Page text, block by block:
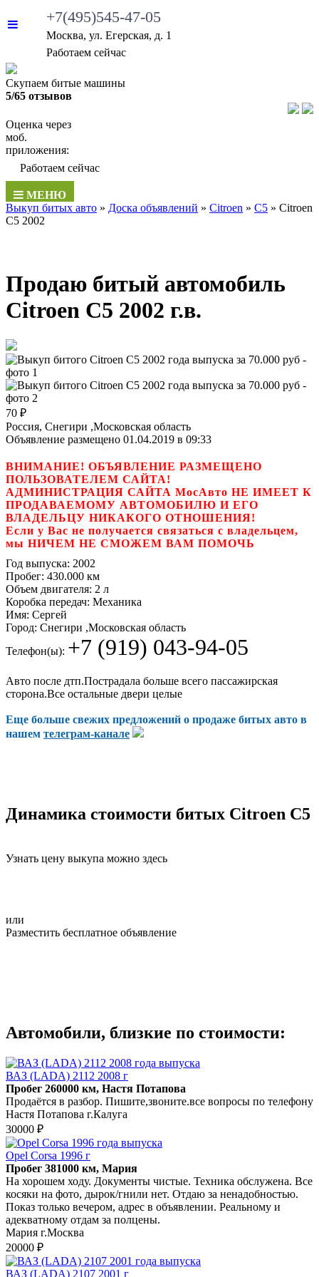
+7(495)545-47-05
Москва, ул. Егерская, д. 1
Работаем сейчас
Скупаем битые машины
5/65 отзывов
Оценка через
моб.
приложения:
Работаем сейчас
МЕНЮ
Выкуп битых авто » Доска объявлений » Citroen » C5 » Citroen
C5 2002
Продаю битый автомобиль
Citroen C5 2002 г.в.
70 ₽
Россия, Снегири ,Московская область
Объявление размещено 01.04.2019 в 09:33
ВНИМАНИЕ! ОБЪЯВЛЕНИЕ РАЗМЕЩЕНО
ПОЛЬЗОВАТЕЛЕМ САЙТА!
АДМИНИСТРАЦИЯ САЙТА МосАвто НЕ ИМЕЕТ К
ПРОДАВАЕМОМУ АВТОМОБИЛЮ И ЕГО
ВЛАДЕЛЬЦУ НИКАКОГО ОТНОШЕНИЯ!
Если у Вас не получается связаться с владельцем,
мы НИЧЕМ НЕ СМОЖЕМ ВАМ ПОМОЧЬ
Год выпуска: 2002
Пробег: 430.000 км
Объем двигателя: 2 л
Коробка передач: Механика
Имя: Сергей
Город: Снегири ,Московская область
Телефон(ы): +7 (919) 043-94-05
Авто после дтп.Пострадала больше всего пассажирская
сторона.Все остальные двери целые
Еще больше свежих предложений о продаже битых авто в
нашем телеграм-канале
Динамика стоимости битых Citroen C5
Узнать цену выкупа можно здесь
или
Разместить бесплатное объявление
Автомобили, близкие по стоимости:
ВАЗ (LADA) 2112 2008 г
Пробег 260000 км, Настя Потапова
Продаётся в разбор. Пишите,звоните.все вопросы по телефону
Настя Потапова г.Калуга
30000 ₽
Opel Corsa 1996 г
Пробег 381000 км, Мария
На хорошем ходу. Документы чистые. Техника обслужена. Все
косяки на фото, дырок/гнили нет. Отдаю за ненадобностью.
Показ только вечером, адрес в объявлении. Реальному и
адекватному отдам за полцены.
Мария г.Москва
20000 ₽
ВАЗ (LADA) 2107 2001 г